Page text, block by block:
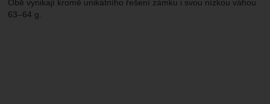
Obě vynikají kromě unikátního řešení zámku i svou nízkou váhou
63–64 g.